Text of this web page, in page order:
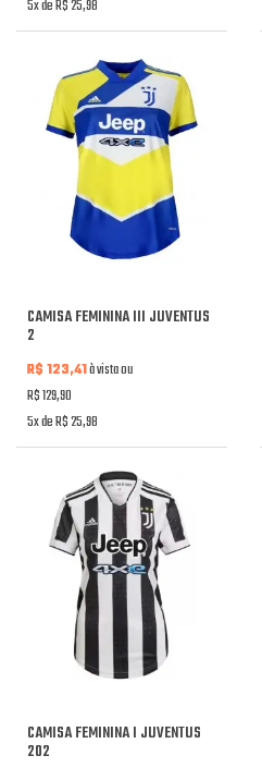
5x de R$ 25,98
CAMISA FEMININA III JUVENTUS
2
R$ 123,41à vista ou
R$ 129,90
5x de R$ 25,98
CAMISA FEMININA I JUVENTUS
202